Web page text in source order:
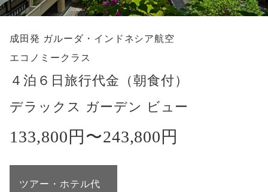
く
成田発 ガルーダ・インドネシア航空
エコノミークラス
４泊６日旅行代金（朝食付）
デラックス ガーデン ビュー
133,800円〜243,800円
ツアー・ホテル代